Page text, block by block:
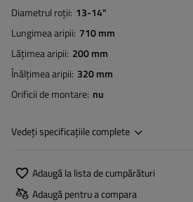
Diametrul roții 13-14"
Lungimea aripii 710 mm
Lățimea aripii 200 mm
Înălțimea aripii 320 mm
Orificii de montare nu
Vedeți specificațiile complete
Adaugă la lista de cumpărături
Adaugă pentru a compara